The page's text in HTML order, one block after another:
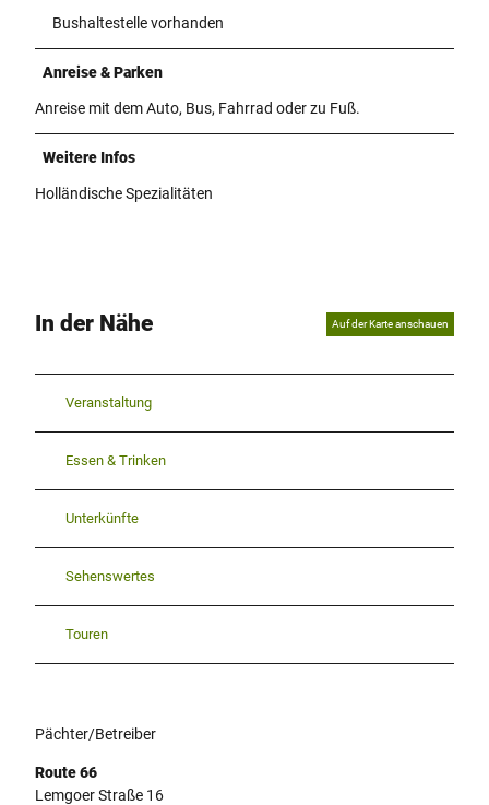
Bushaltestelle vorhanden
Anreise & Parken
Anreise mit dem Auto, Bus, Fahrrad oder zu Fuß.
Weitere Infos
Holländische Spezialitäten
In der Nähe Auf der Karte anschauen
Veranstaltung
Essen & Trinken
Unterkünfte
Sehenswertes
Touren
Pächter/Betreiber
Route 66
Lemgoer Straße 16